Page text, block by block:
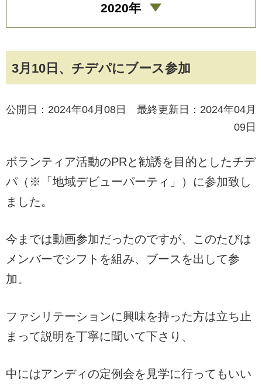
3月10日、チデパにブース参加
公開日：2024年04月08日 最終更新日：2024年04月
09日
ボランティア活動のPRと勧誘を目的としたチデ
パ（※「地域デビューパーティ」）に参加致し
ました。
今までは動画参加だったのですが、このたびは
メンバーでシフトを組み、ブースを出して参
加。
ファシリテーションに興味を持った方は立ち止
まって説明を丁寧に聞いて下さり、
中にはアンディの定例会を見学に行ってもいい
2020年